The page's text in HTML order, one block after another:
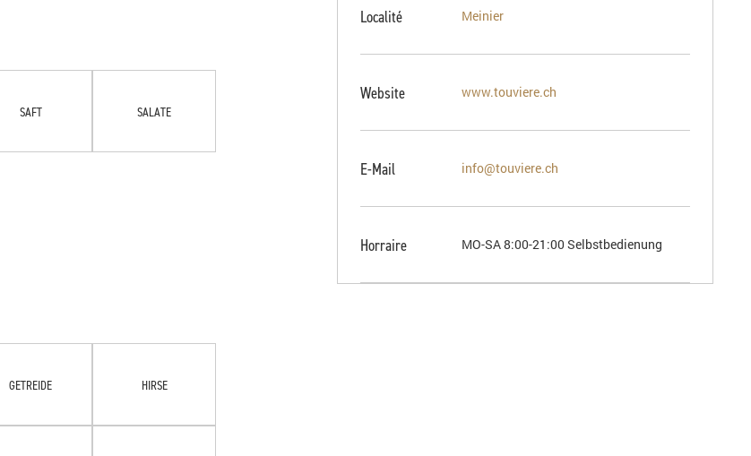
SAFT SALATE
GETREIDE HIRSE
Localité Meinier
Website www.touviere.ch
E-Mail info@touviere.ch
Horraire MO-SA 8:00-21:00 Selbstbedienung